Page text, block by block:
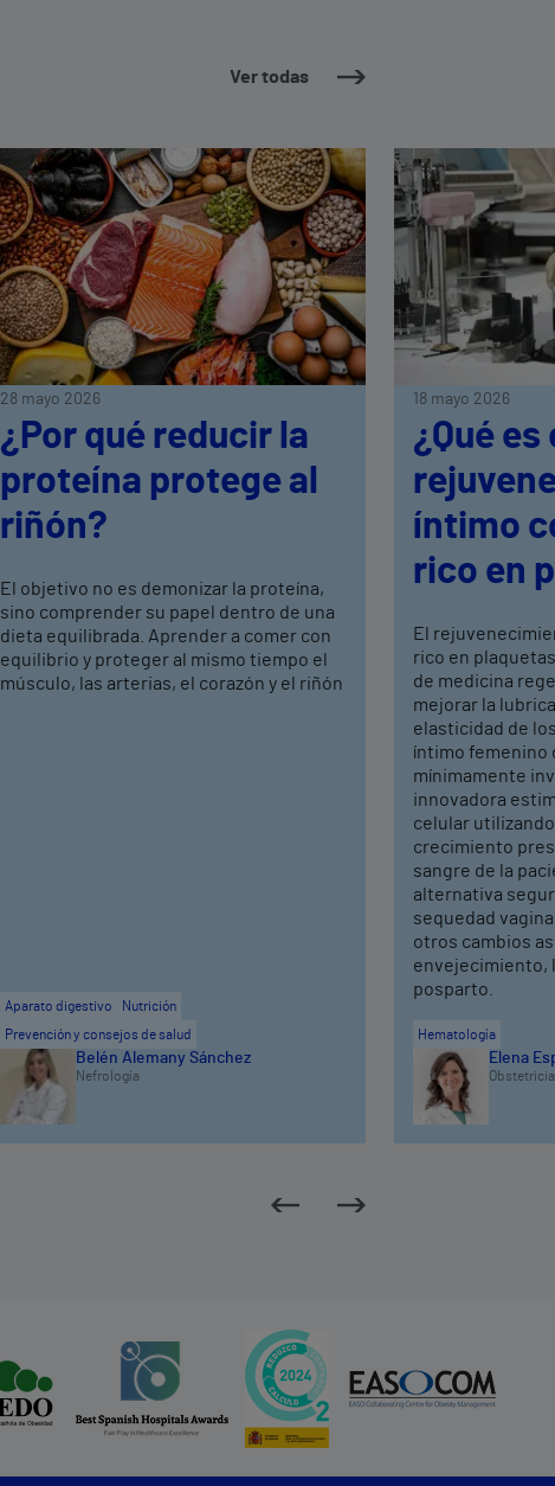
Ver todas
28 mayo 2026
¿Por qué reducir la
proteína protege al
riñón?
El objetivo no es demonizar la proteína,
sino comprender su papel dentro de una
dieta equilibrada. Aprender a comer con
equilibrio y proteger al mismo tiempo el
músculo, las arterias, el corazón y el riñón
Aparato digestivo
Nutrición
Prevención y consejos de salud
Belén Alemany Sánchez
Nefrología
18 mayo 2026
¿Qué es
íntimo
rico en
El
rico en
de medicina
mejorar la
elasticidad de
íntimo femenino
mínimamente
innovadora
celular
crecimiento
sangre de la
alternativa
sequedad
otros cambios
envejecimiento,
posparto.
Hematología
Elena